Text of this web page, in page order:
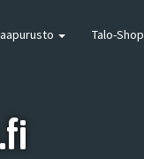
Talo-Shop